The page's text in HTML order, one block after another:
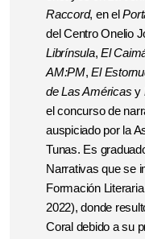
Raccord, en el
del Centro Onelio
Librínsula, El
AM:PM,El
de Las Américas y
el concurso de
auspiciado por la
Tunas. Es
Narrativas que se
Formación
2022), donde
Coral debido a su